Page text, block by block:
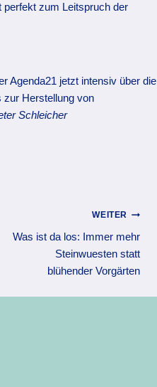
perfekt zum Leitspruch der
Agenda21 jetzt intensiv über die
Herstellung von
Schleicher
WEITER
Was ist da los: Immer mehr
Steinwuesten statt
blühender Vorgärten